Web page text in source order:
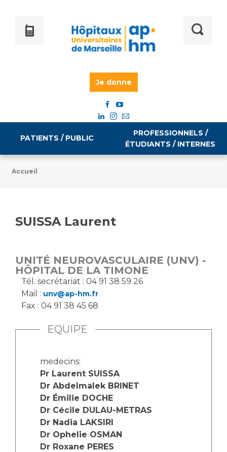
Je donne
PATIENTS / PUBLIC
Tarifs
Vous allez être hospitalisé(e)
Vous avez un examen d'imagerie ou de radiologie
à réaliser
Vous avez une analyse à réaliser
Vous venez en consultation
myaphm, votre espace santé en ligne
Infos COVID-19
Vivre ensemble à l'hôpital
Culture à l'hôpital
Laïcité et cultes
Les associations
Livret d'accueil
PROFESSIONNELS /
ÉTUDIANTS / INTERNES
Emploi / formation
Emplois administratifs
Emplois médicaux
Espace Formation
Étudiants hospitaliers
Emplois divers
Statuts
Stages paramédicaux
Chercheurs
La recherche clinique à l'AP-HM
Accueil
SUISSA Laurent
UNITÉ NEUROVASCULAIRE (UNV) -
HÔPITAL DE LA TIMONE
Tél. secrétariat : 04 91 38 59 26
Mail : unv@ap-hm.fr
Fax : 04 91 38 45 68
EQUIPE
medecins:
Pr Laurent SUISSA
Dr Abdelmalek BRINET
Dr Émilie DOCHE
Dr Cécile DULAU-METRAS
Dr Nadia LAKSIRI
Dr Ophelie OSMAN
Dr Roxane PERES